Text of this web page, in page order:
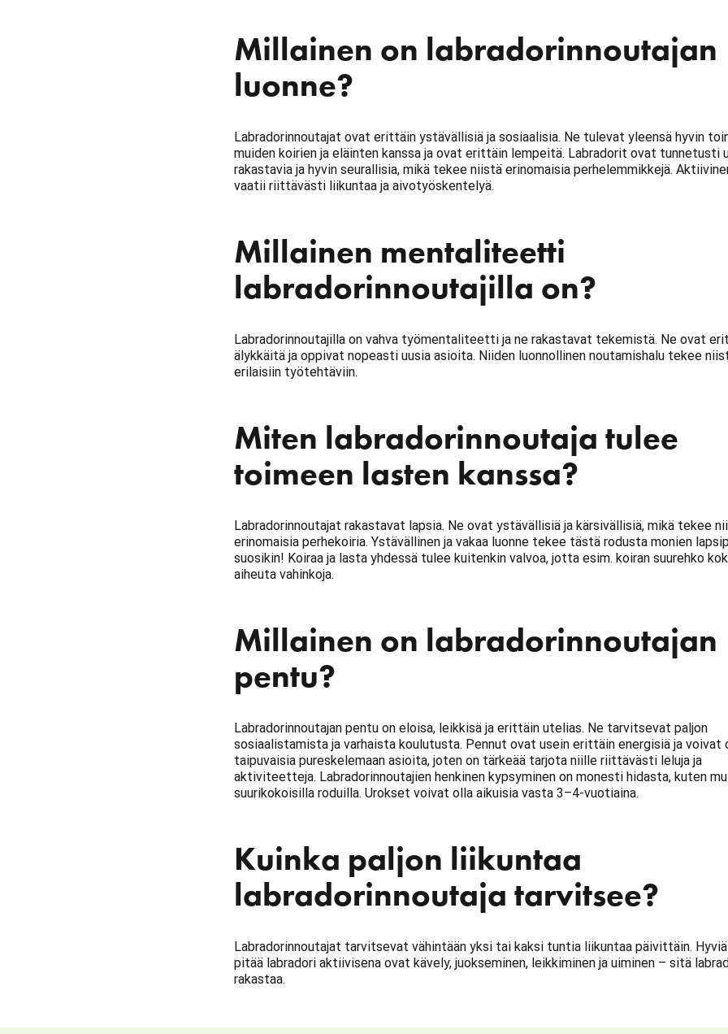
Millainen on labradorinnoutajan
luonne?
Labradorinnoutajat ovat erittäin ystävällisiä ja sosiaalisia. Ne tulevat yleensä hyvin
muiden koirien ja eläinten kanssa ja ovat erittäin lempeitä. Labradorit ovat tunnetusti
rakastavia ja hyvin seurallisia, mikä tekee niistä erinomaisia perhelemmikkejä.
vaatii riittävästi liikuntaa ja aivotyöskentelyä.
Millainen mentaliteetti
labradorinnoutajilla on?
Labradorinnoutajilla on vahva työmentaliteetti ja ne rakastavat tekemistä. Ne ovat
älykkäitä ja oppivat nopeasti uusia asioita. Niiden luonnollinen noutamishalu tekee
erilaisiin työtehtäviin.
Miten labradorinnoutaja tulee
toimeen lasten kanssa?
Labradorinnoutajat rakastavat lapsia. Ne ovat ystävällisiä ja kärsivällisiä, mikä tekee
erinomaisia perhekoiria. Ystävällinen ja vakaa luonne tekee tästä rodusta monien
suosikin! Koiraa ja lasta yhdessä tulee kuitenkin valvoa, jotta esim. koiran suurehko
aiheuta vahinkoja.
Millainen on labradorinnoutajan
pentu?
Labradorinnoutajan pentu on eloisa, leikkisä ja erittäin utelias. Ne tarvitsevat paljon
sosiaalistamista ja varhaista koulutusta. Pennut ovat usein erittäin energisiä ja voivat
taipuvaisia pureskelemaan asioita, joten on tärkeää tarjota niille riittävästi leluja ja
aktiviteetteja. Labradorinnoutajien henkinen kypsyminen on monesti hidasta, kuten
suurikokoisilla roduilla. Urokset voivat olla aikuisia vasta 3–4-vuotiaina.
Kuinka paljon liikuntaa
labradorinnoutaja tarvitsee?
Labradorinnoutajat tarvitsevat vähintään yksi tai kaksi tuntia liikuntaa päivittäin.
pitää labradori aktiivisena ovat kävely, juokseminen, leikkiminen ja uiminen – sitä
rakastaa.